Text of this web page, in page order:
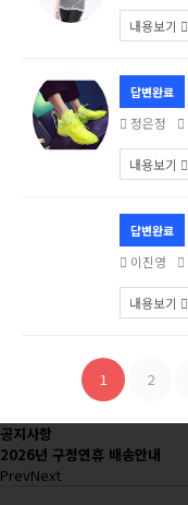
내용보기
답변완료
정은정
내용보기
답변완료
이진영
내용보기
1 2
공지사항
2026년 구정연휴 배송안내
PrevNext